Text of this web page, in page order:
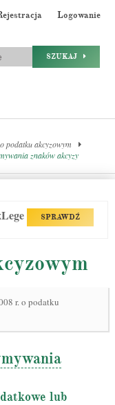
Logowanie
SZUKAJ
podatku akcyzowym
znaków akcyzy
SPRAWDŹ
r. o podatku
lub